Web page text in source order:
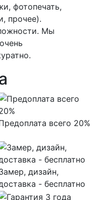
фотопечать,
прочее).
Мы
всего 20%
дизайн,
- бесплатно